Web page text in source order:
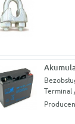
Terminal